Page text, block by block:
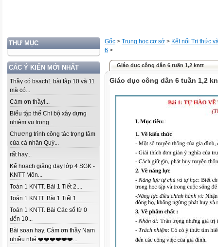
THƯ MỤC
CÁC Ý KIẾN MỚI NHẤT
Thầy có bsach1 bài tập 10 và 11
mà có...
Cảm ơn thầy!...
Biểu tập thể Chi bộ xây dựng
nhiệm vụ trọng...
Chương trình công tác trọng tâm
của cá nhân Quý...
rất hay...
Kế hoạch giảng dạy lớp 4 SGK -
KNTT Môn...
Toán 1 KNTT. Bài 1 Tiết 2....
Toán 1 KNTT. Bài 1 Tiết 1....
Toán 1 KNTT. Bài Các số từ 0
đến 10...
Bài soạn hay. Cảm ơn thầy Nam
nhiều nhé ❤️❤️❤️❤️❤️❤️...
Gốc > Trung học cơ sở > Kết nối Tri thức
6 >
Giáo dục công dân 6 tuần 1,2 kntt
Giáo dục công dân 6 tuần 1,2